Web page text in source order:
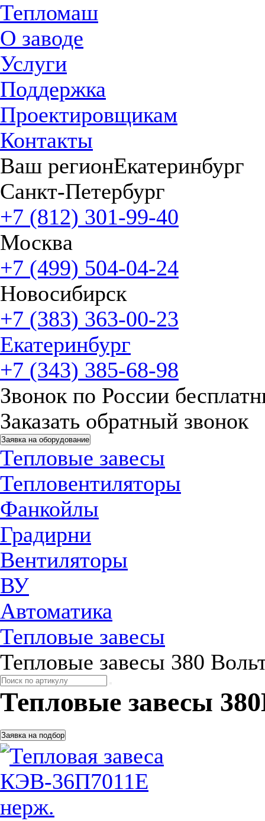
Тепломаш
О заводе
Услуги
Поддержка
Проектировщикам
Контакты
Ваш регионЕкатеринбург
Санкт-Петербург
+7 (812) 301-99-40
Москва
+7 (499) 504-04-24
Новосибирск
+7 (383) 363-00-23
Екатеринбург
+7 (343) 385-68-98
Звонок по России
Заказать обратный звонок
Заявка на оборудование
Тепловые завесы
Тепловентиляторы
Фанкойлы
Градирни
Вентиляторы
ВУ
Автоматика
Тепловые завесы
Тепловые завесы 380
Тепловые завесы
Заявка на подбор